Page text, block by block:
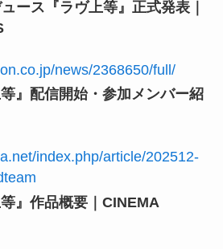
ース『ラヴ上等』正式発表｜
news/2368650/full/
』配信開始・参加メンバー紹
index.php/article/202512-
』作品概要｜CINEMA